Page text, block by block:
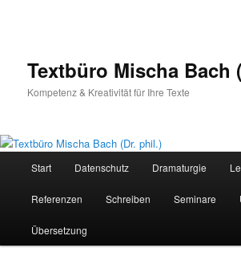
Textbüro Mischa Bach
Kompetenz & Kreativität für Ihre Texte
Start Datenschutz Dramaturgie
Referenzen Schreiben Seminare
Übersetzung